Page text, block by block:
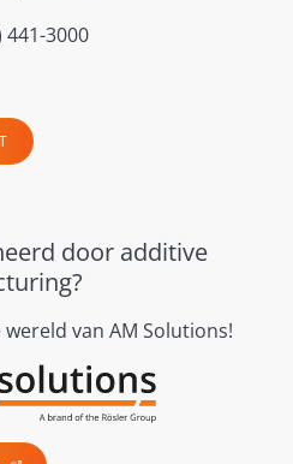
441-3000
door additive
van AM Solutions!